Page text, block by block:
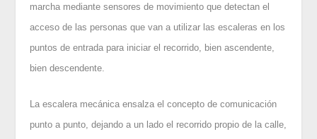
marcha mediante sensores de movimiento que detectan el
acceso de las personas que van a utilizar las escaleras en los
puntos de entrada para iniciar el recorrido, bien ascendente,
bien descendente.
La escalera mecánica ensalza el concepto de comunicación
punto a punto, dejando a un lado el recorrido propio de la calle,